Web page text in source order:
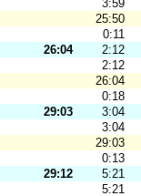
3:59
25:50
0:11
26:04
2:12
2:12
26:04
0:18
29:03
3:04
3:04
29:03
0:13
29:12
5:21
5:21